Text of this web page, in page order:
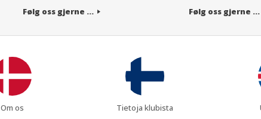
Følg oss gjerne ...
Følg oss gjerne ...
Om os Tietoja klubista